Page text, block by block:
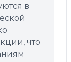
в
что